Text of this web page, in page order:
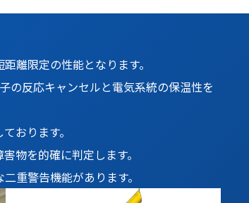
離限定の性能となります。
の反応キャンセルと電気系統の保温性を
おります。
物を的確に判定します。
重警告機能があります。